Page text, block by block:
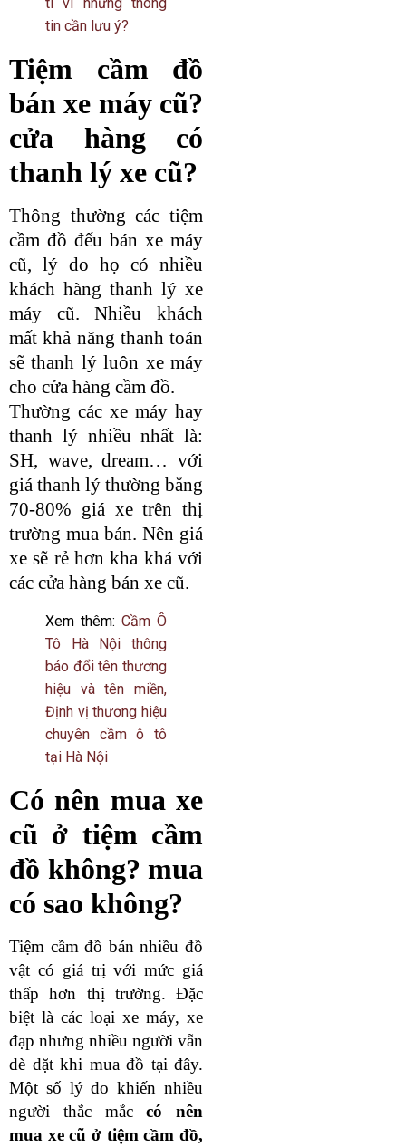
tin cần lưu ý?
Tiệm cầm đồ
bán xe máy cũ?
cửa hàng có
thanh lý xe cũ?
Thông thường các tiệm
cầm đồ đếu bán xe máy
cũ, lý do họ có nhiều
khách hàng thanh lý xe
máy cũ. Nhiều khách
mất khả năng thanh toán
sẽ thanh lý luôn xe máy
cho cửa hàng cầm đồ.
Thường các xe máy hay
thanh lý nhiều nhất là:
SH, wave, dream… với
giá thanh lý thường bằng
70-80% giá xe trên thị
trường mua bán. Nên giá
xe sẽ rẻ hơn kha khá với
các cửa hàng bán xe cũ.
Xem thêm: Cầm Ô
Tô Hà Nội thông
báo đổi tên thương
hiệu và tên miền,
Định vị thương hiệu
chuyên cầm ô tô
tại Hà Nội
Có nên mua xe
cũ ở tiệm cầm
đồ không? mua
có sao không?
Tiệm cầm đồ bán nhiều đồ
vật có giá trị với mức giá
thấp hơn thị trường. Đặc
biệt là các loại xe máy, xe
đạp nhưng nhiều người vẫn
dè dặt khi mua đồ tại đây.
Một số lý do khiến nhiều
người thắc mắccó nên
mua xe cũ ở tiệm cầm đồ,